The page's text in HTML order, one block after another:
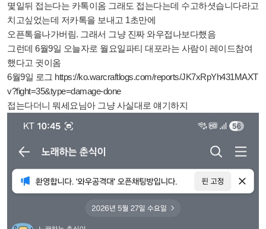
몇일뒤 접는다는 카톡이옴 그래도 접는다는데 수고하셧습니다라고
치고싶었는데 저카톡을 보내고 1초만에
오픈톡을나가버림. 그래서 그냥 진짜 와우접나보다했음
그런데 6월9일 오늘자로 월요일파티 대포라는 사람이 레이드참여
했다고 귓이옴
6월9일 로그 https://ko.warcraftlogs.com/reports/JK7xRpYh431MAXT
v?fight=35&type=damage-done
접는다더니 뭐세요님아 그냥 사실대로 얘기하지